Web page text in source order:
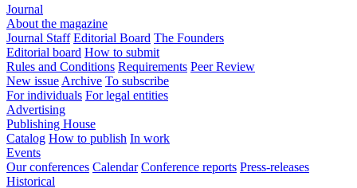
Journal
About the magazine
Journal Staff Editorial Board The Founders
Editorial board How to submit
Rules and Conditions Requirements Peer Review
New issue Archive To subscribe
For individuals For legal entities
Advertising
Publishing House
Catalog How to publish In work
Events
Our conferences Calendar Conference reports Press-releases
Historical